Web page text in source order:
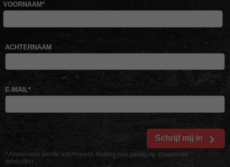
* Alleen voor eerste inschrijvers. Korting niet geldig op afgeprijsde
producten
VOORNAAM*
ACHTERNAAM
E-MAIL*
Schrijf mij in